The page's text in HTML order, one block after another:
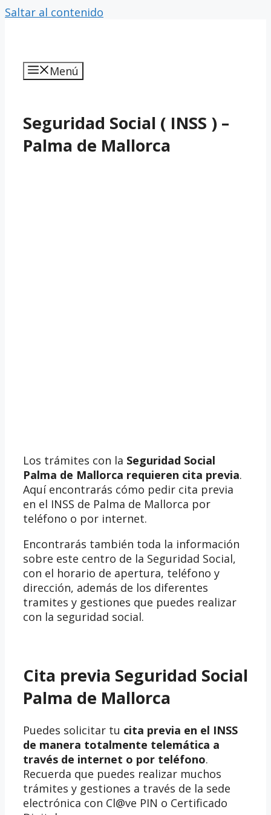
Saltar al contenido
Menú
Seguridad Social ( INSS ) –
Palma de Mallorca
Los trámites con la Seguridad Social
Palma de Mallorca requieren cita previa.
Aquí encontrarás cómo pedir cita previa
en el INSS de Palma de Mallorca por
teléfono o por internet.
Encontrarás también toda la información
sobre este centro de la Seguridad Social,
con el horario de apertura, teléfono y
dirección, además de los diferentes
tramites y gestiones que puedes realizar
con la seguridad social.
Cita previa Seguridad Social
Palma de Mallorca
Puedes solicitar tu cita previa en el INSS
de manera totalmente telemática a
través de internet o por teléfono.
Recuerda que puedes realizar muchos
trámites y gestiones a través de la sede
electrónica con Cl@ve PIN o Certificado